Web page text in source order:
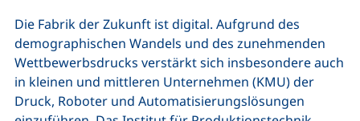
Die Fabrik der Zukunft ist digital. Aufgrund des
demographischen Wandels und des zunehmenden
Wettbewerbsdrucks verstärkt sich insbesondere auch
in kleinen und mittleren Unternehmen (KMU) der
Druck, Roboter und Automatisierungslösungen